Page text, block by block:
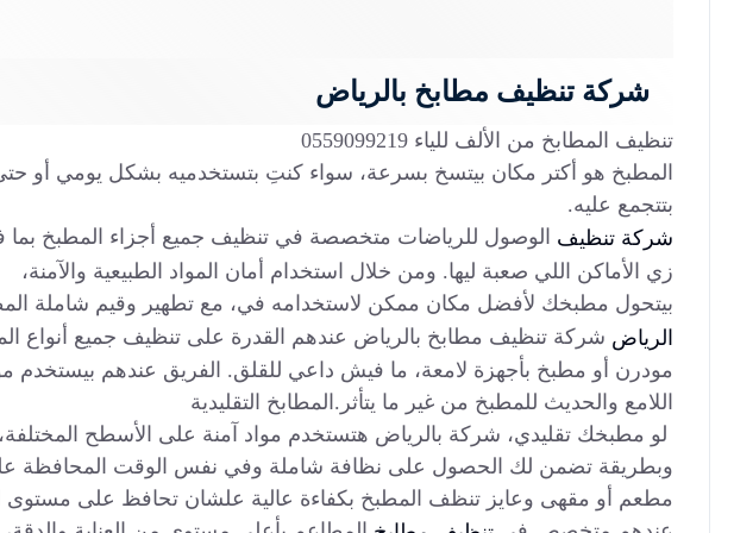
شركة تنظيف مطابخ بالرياض
تنظيف المطابخ من الألف للياء 0559099219
المطبخ هو أكتر مكان بيتسخ بسرعة، سواء كنتِ بتستخدميه بشكل يومي أو
بتتجمع عليه.
شركة تنظيف الوصول للرياضات متخصصة في تنظيف جميع أجزاء المطبخ بما
زي الأماكن اللي صعبة ليها. ومن خلال استخدام أمان المواد الطبيعية والآمنة،
بيتحول مطبخك لأفضل مكان ممكن لاستخدامه في، مع تطهير وقيم شاملة
الرياض شركة تنظيف مطابخ بالرياض عندهم القدرة على تنظيف جميع أنواع
مودرن أو مطبخ بأجهزة لامعة، ما فيش داعي للقلق. الفريق عندهم
اللامع والحديث للمطبخ من غير ما يتأثر.المطابخ التقليدية
لو مطبخك تقليدي، شركة بالرياض هتستخدم مواد آمنة على الأسطح
وبطريقة تضمن لك الحصول على نظافة شاملة وفي نفس الوقت المحافظة
مطعم أو مقهى وعايز تنظف المطبخ بكفاءة عالية علشان تحافظ على مستوى